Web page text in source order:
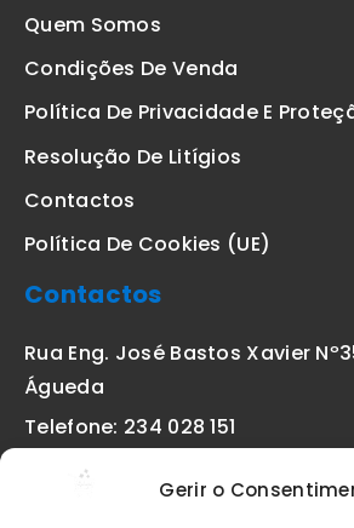
Gerir o
Quem Somos
Condições De Venda
Política De Privacidade E
Resolução De Litígios
Contactos
Política De Cookies (UE)
Contactos
Rua Eng. José Bastos Xavier
Águeda
Telefone: 234 028 151
geral@etiquetas-